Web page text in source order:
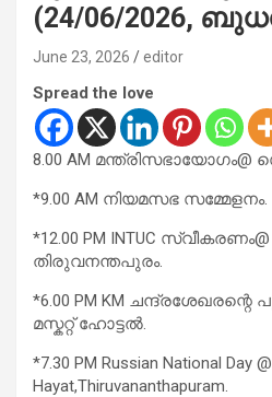
(24/06/2026,
June 23, 2026 editor
Spread the love
8.00 AM മന്ത്രിസഭായോഗം@
*9.00 AM നിയമസഭ സമ്മേളനം.
*12.00 PM INTUC
തിരുവനന്തപുരം.
*6.00 PM KM
മസ്കറ്റ് ഹോട്ടൽ.
*7.30 PM Russian National Day
Hayat,Thiruvananthapuram.